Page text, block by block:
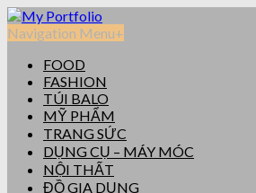
Navigation Menu+
FOOD
FASHION
TÚI BALO
MỸ PHẨM
TRANG SỨC
DỤNG CỤ – MÁY MÓC
NỘI THẤT
ĐỒ GIA DỤNG